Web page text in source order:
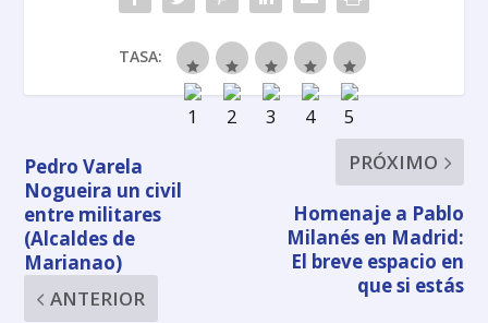
TASA:
Pedro Varela
Nogueira un civil
entre militares
(Alcaldes de
Marianao)
ANTERIOR
PRÓXIMO
Homenaje a Pablo
Milanés en Madrid:
El breve espacio en
que si estás